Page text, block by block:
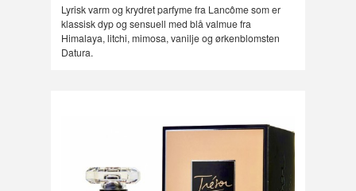
Lyrisk varm og krydret parfyme fra Lancôme som er
klassisk dyp og sensuell med blå valmue fra
Himalaya, litchi, mimosa, vanilje og ørkenblomsten
Datura.